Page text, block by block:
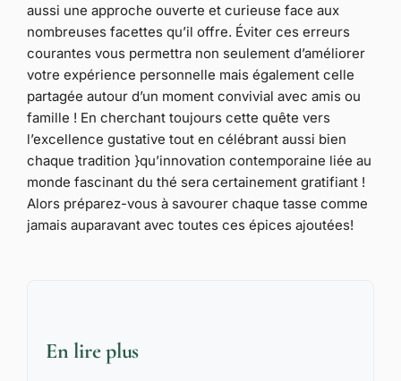
aussi une approche ouverte et curieuse face aux
nombreuses facettes qu’il offre. Éviter ces erreurs
courantes vous permettra non seulement d’améliorer
votre expérience personnelle mais également celle
partagée autour d’un moment convivial avec amis ou
famille ! En cherchant toujours cette quête vers
l’excellence gustative tout en célébrant aussi bien
chaque tradition }qu’innovation contemporaine liée au
monde fascinant du thé sera certainement gratifiant !
Alors préparez-vous à savourer chaque tasse comme
jamais auparavant avec toutes ces épices ajoutées!
En lire plus